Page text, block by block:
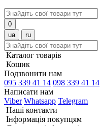
0
ua
ru
Каталог товарів
Кошик
Подзвонити нам
095 339 41 14 098 339 41 14
Написати нам
Viber Whatsapp Telegram
Наші контакти
Інформація покупцям